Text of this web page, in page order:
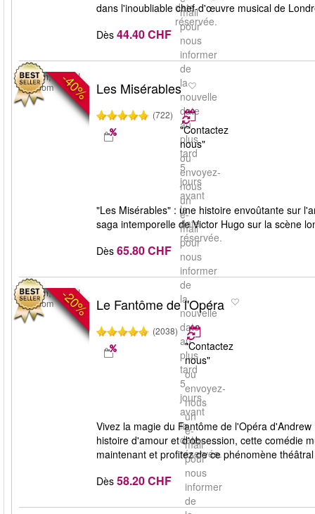
date
réservée.
mail
pour
nous
informer
de
la
nouvelle
date
au
plus
tard
5
jours
avant
la
date
réservée.
dans l'inoubliable chef-d'œuvre musical de
Dès 44.40 CHF
-40%
London, United
Kingdom
Les Misérables
(722)
"Contactez
nous"
ou
envoyez-
nous
un
e-
mail
pour
nous
informer
de
la
nouvelle
date
au
plus
tard
5
jours
avant
la
date
réservée.
"Les Misérables" : une histoire envoûtante sur
saga intemporelle de Victor Hugo sur la scène
Dès 65.80 CHF
-20%
London, United
Kingdom
Le Fantôme de l'Opéra
(2038)
"Contactez
nous"
ou
envoyez-
nous
un
e-
mail
pour
nous
informer
de
Vivez la magie du Fantôme de l'Opéra
histoire d'amour et d'obsession, cette comédie
maintenant et profitez de ce phénomène
Dès 58.20 CHF